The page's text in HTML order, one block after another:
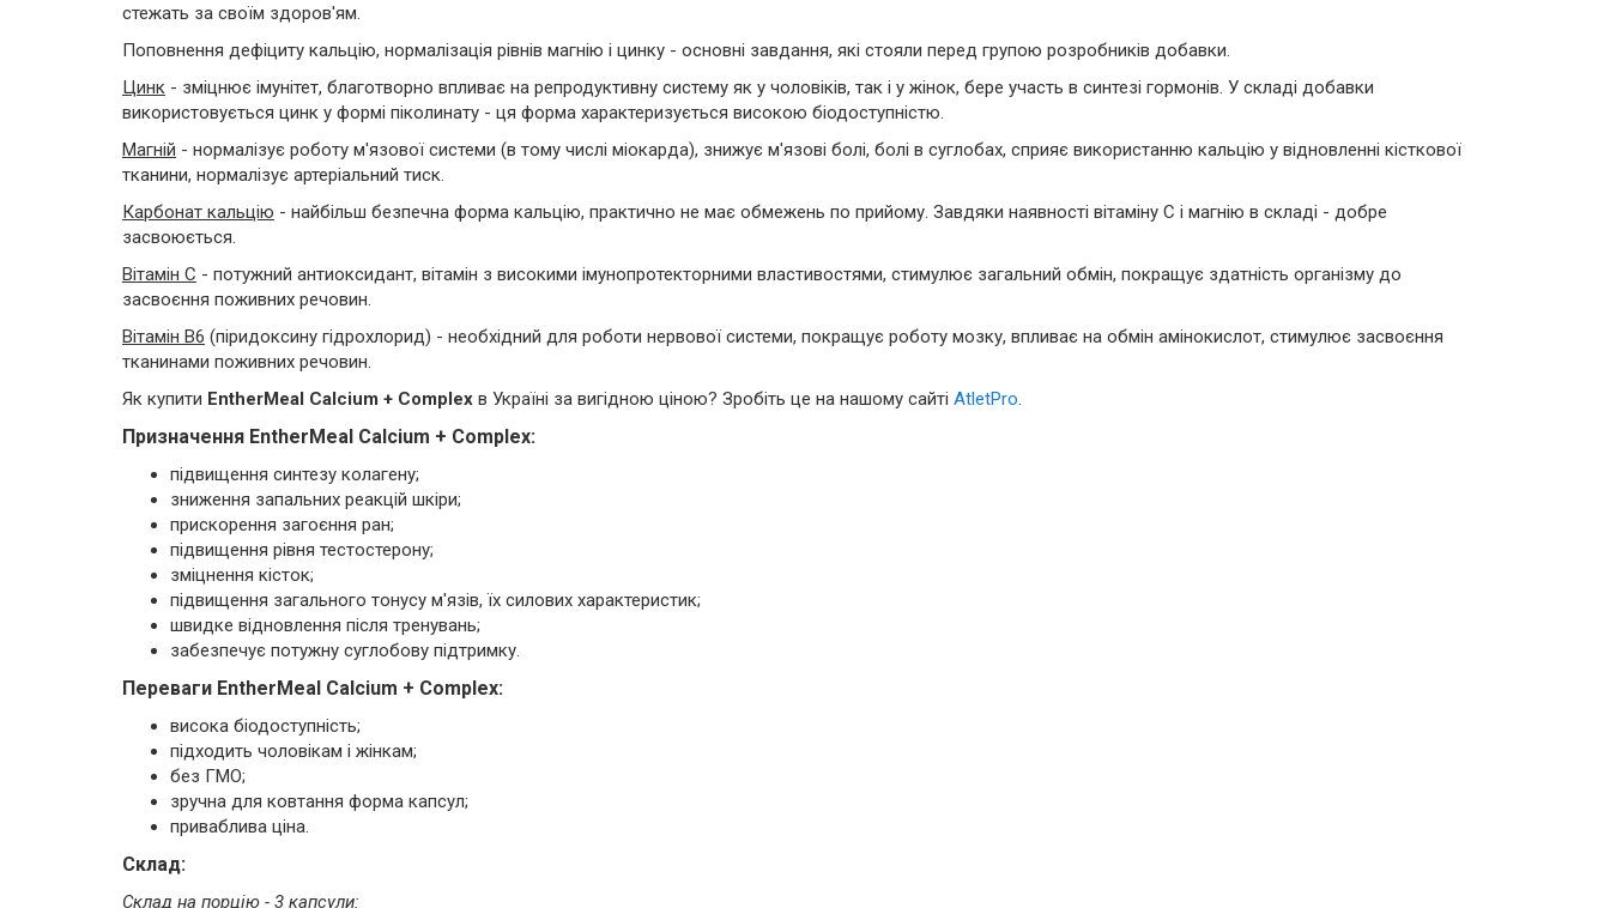
стежать за своїм здоров'ям.
Поповнення дефіциту кальцію, нормалізація рівнів магнію і цинку - основні завдання, які стояли перед групою розробників добавки.
Цинк - зміцнює імунітет, благотворно впливає на репродуктивну систему як у чоловіків, так і у жінок, бере участь в синтезі гормонів. У складі добавки
використовується цинк у формі піколинату - ця форма характеризується високою біодоступністю.
Магній - нормалізує роботу м'язової системи (в тому числі міокарда), знижує м'язові болі, болі в суглобах, сприяє використанню кальцію у відновленні кісткової
тканини, нормалізує артеріальний тиск.
Карбонат кальцію - найбільш безпечна форма кальцію, практично не має обмежень по прийому. Завдяки наявності вітаміну С і магнію в складі - добре
засвоюється.
Вітамін С - потужний антиоксидант, вітамін з високими імунопротекторними властивостями, стимулює загальний обмін, покращує здатність організму до
засвоєння поживних речовин.
Вітамін В6 (піридоксину гідрохлорид) - необхідний для роботи нервової системи, покращує роботу мозку, впливає на обмін амінокислот, стимулює засвоєння
тканинами поживних речовин.
Як купити EntherMeal Calcium + Complex в Україні за вигідною ціною? Зробіть це на нашому сайті AtletPro.
Призначення EntherMeal Calcium + Complex:
підвищення синтезу колагену;
зниження запальних реакцій шкіри;
прискорення загоєння ран;
підвищення рівня тестостерону;
зміцнення кісток;
підвищення загального тонусу м'язів, їх силових характеристик;
швидке відновлення після тренувань;
забезпечує потужну суглобову підтримку.
Переваги EntherMeal Calcium + Complex:
висока біодоступність;
підходить чоловікам і жінкам;
без ГМО;
зручна для ковтання форма капсул;
приваблива ціна.
Склад:
Склад на порцію - 3 капсули: